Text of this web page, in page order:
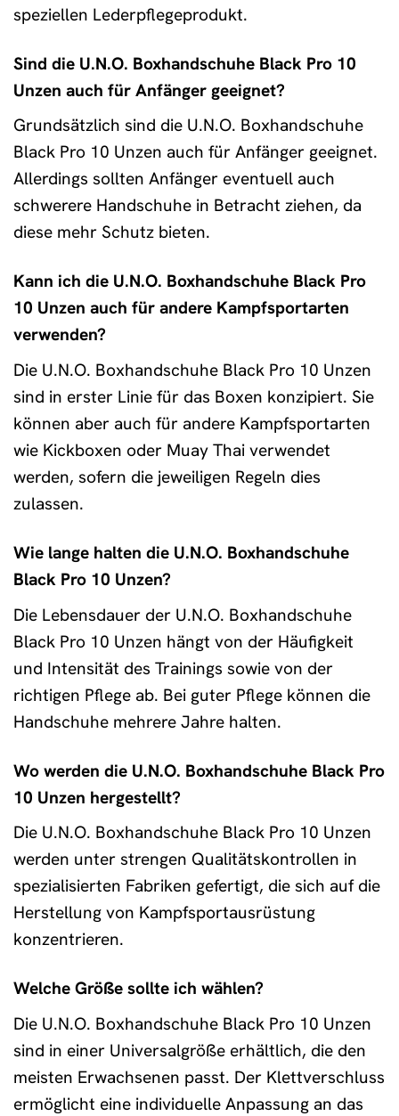
speziellen Lederpflegeprodukt.
Sind die U.N.O. Boxhandschuhe Black Pro 10
Unzen auch für Anfänger geeignet?
Grundsätzlich sind die U.N.O. Boxhandschuhe
Black Pro 10 Unzen auch für Anfänger geeignet.
Allerdings sollten Anfänger eventuell auch
schwerere Handschuhe in Betracht ziehen, da
diese mehr Schutz bieten.
Kann ich die U.N.O. Boxhandschuhe Black Pro
10 Unzen auch für andere Kampfsportarten
verwenden?
Die U.N.O. Boxhandschuhe Black Pro 10 Unzen
sind in erster Linie für das Boxen konzipiert. Sie
können aber auch für andere Kampfsportarten
wie Kickboxen oder Muay Thai verwendet
werden, sofern die jeweiligen Regeln dies
zulassen.
Wie lange halten die U.N.O. Boxhandschuhe
Black Pro 10 Unzen?
Die Lebensdauer der U.N.O. Boxhandschuhe
Black Pro 10 Unzen hängt von der Häufigkeit
und Intensität des Trainings sowie von der
richtigen Pflege ab. Bei guter Pflege können die
Handschuhe mehrere Jahre halten.
Wo werden die U.N.O. Boxhandschuhe Black Pro
10 Unzen hergestellt?
Die U.N.O. Boxhandschuhe Black Pro 10 Unzen
werden unter strengen Qualitätskontrollen in
spezialisierten Fabriken gefertigt, die sich auf die
Herstellung von Kampfsportausrüstung
konzentrieren.
Welche Größe sollte ich wählen?
Die U.N.O. Boxhandschuhe Black Pro 10 Unzen
sind in einer Universalgröße erhältlich, die den
meisten Erwachsenen passt. Der Klettverschluss
ermöglicht eine individuelle Anpassung an das